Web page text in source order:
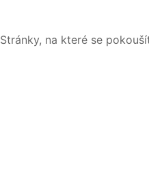
Stránky, na které se